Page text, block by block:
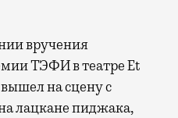
ТЭФИ в театре Et
на сцену с
лацкане пиджака,